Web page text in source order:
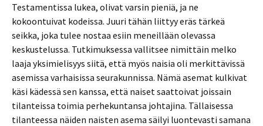
Testamentissa lukea, olivat varsin pieniä, ja ne
kokoontuivat kodeissa. Juuri tähän liittyy eräs tärkeä
seikka, joka tulee nostaa esiin meneillään olevassa
keskustelussa. Tutkimuksessa vallitsee nimittäin melko
laaja yksimielisyys siitä, että myös naisia oli merkittävissä
asemissa varhaisissa seurakunnissa. Nämä asemat kulkivat
käsi kädessä sen kanssa, että naiset saattoivat joissain
tilanteissa toimia perhekuntansa johtajina. Tällaisessa
tilanteessa näiden naisten asema säilyi luontevasti samana